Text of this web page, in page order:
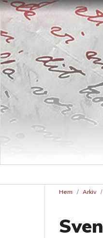
Hem / Arkiv /